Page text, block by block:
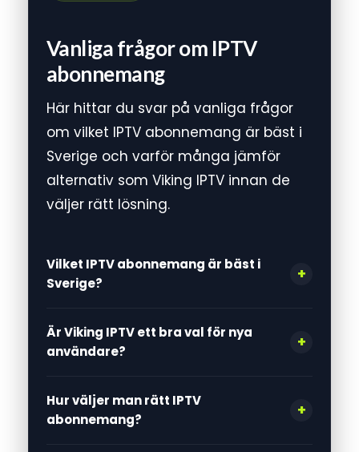
Vanliga frågor om IPTV
abonnemang
Här hittar du svar på vanliga frågor
om vilket IPTV abonnemang är bäst i
Sverige och varför många jämför
alternativ som Viking IPTV innan de
väljer rätt lösning.
Vilket IPTV abonnemang är bäst i
Sverige?
Är Viking IPTV ett bra val för nya
användare?
Hur väljer man rätt IPTV
abonnemang?